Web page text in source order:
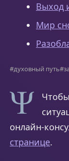
Выход
Мир
#духовный путь
онлайн-
странице.